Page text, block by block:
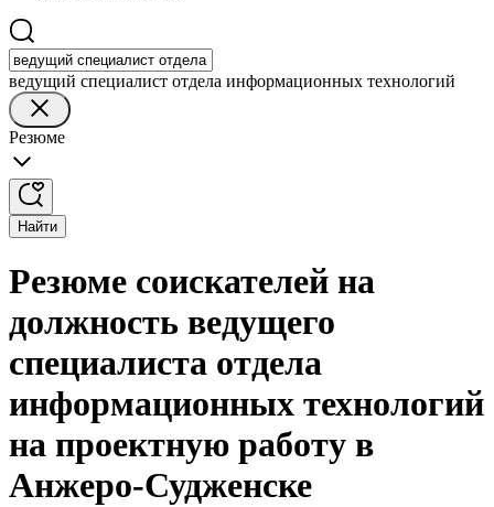
ведущий специалист отдела информационных технологий
Резюме
Найти
Резюме соискателей на
должность ведущего
специалиста отдела
информационных технологий
на проектную работу в
Анжеро-Судженске